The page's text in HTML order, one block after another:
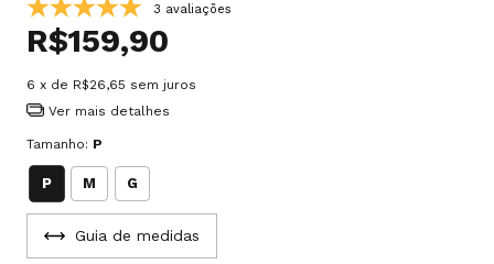
3 avaliações
R$159,90
6 x de R$26,65 sem juros
Ver mais detalhes
Tamanho: P
P M G
Guia de medidas